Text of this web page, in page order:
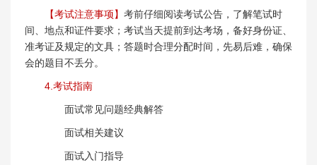
【考试注意事项】 考前仔细阅读考试公告，了解笔试时
间、地点和证件要求；考试当天提前到达考场，备好身份证、
准考证及规定的文具；答题时合理分配时间，先易后难，确保
会的题目不丢分。
4.考试指南
面试常见问题经典解答
面试相关建议
面试入门指导